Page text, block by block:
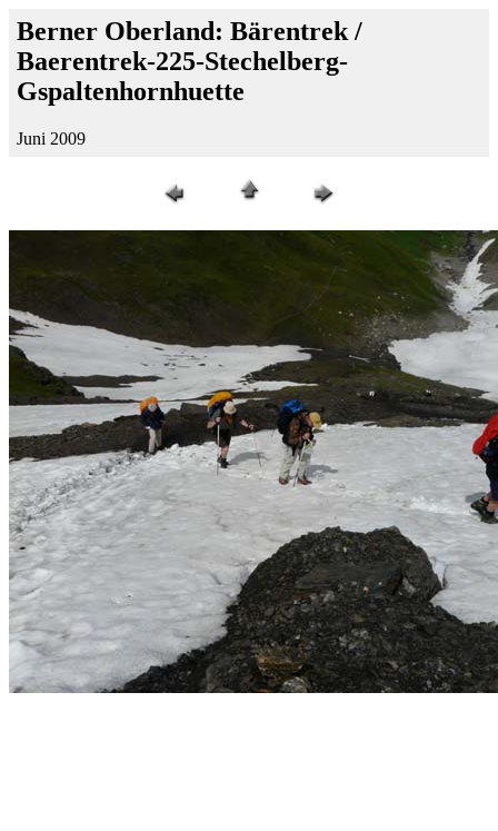
Berner Oberland: Bärentrek /
Baerentrek-225-Stechelberg-
Gspaltenhornhuette
Juni 2009